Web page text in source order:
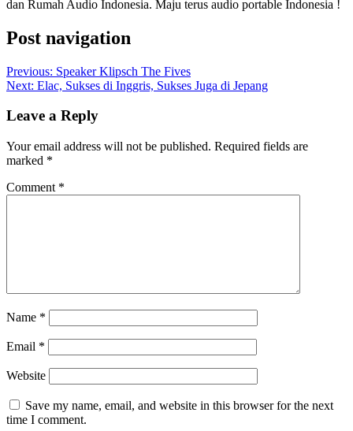
dan Rumah Audio Indonesia. Maju terus audio portable Indonesia !
Post navigation
Previous: Speaker Klipsch The Fives
Next: Elac, Sukses di Inggris, Sukses Juga di Jepang
Leave a Reply
Your email address will not be published. Required fields are
marked *
Comment *
Name *
Email *
Website
Save my name, email, and website in this browser for the next
time I comment.